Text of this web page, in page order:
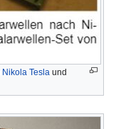
Nikola Tesla und